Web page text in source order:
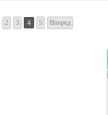
2 3 4 5 Вперед